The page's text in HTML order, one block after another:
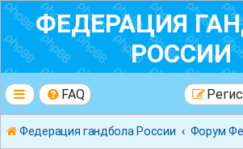
ФЕДЕРАЦИЯ
РОССИИ
FAQ
Федерация гандбола России